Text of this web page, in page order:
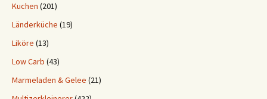
Kuchen (201)
Länderküche (19)
Liköre (13)
Low Carb (43)
Marmeladen & Gelee (21)